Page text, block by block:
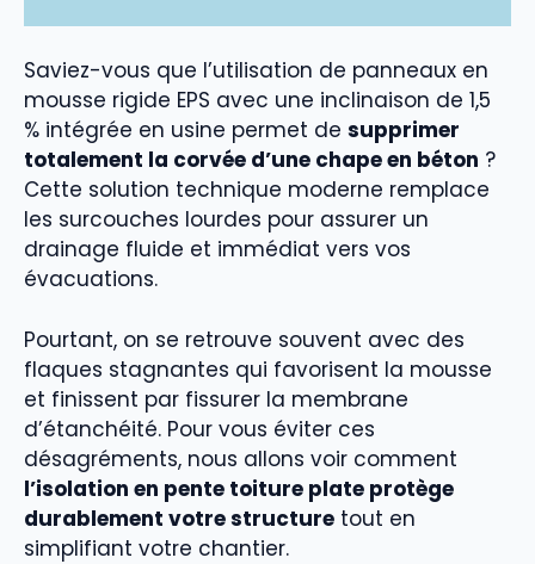
Saviez-vous que l’utilisation de panneaux en
mousse rigide EPS avec une inclinaison de 1,5
% intégrée en usine permet de supprimer
totalement la corvée d’une chape en béton ?
Cette solution technique moderne remplace
les surcouches lourdes pour assurer un
drainage fluide et immédiat vers vos
évacuations.
Pourtant, on se retrouve souvent avec des
flaques stagnantes qui favorisent la mousse
et finissent par fissurer la membrane
d’étanchéité. Pour vous éviter ces
désagréments, nous allons voir comment
l’isolation en pente toiture plate protège
durablement votre structure tout en
simplifiant votre chantier.